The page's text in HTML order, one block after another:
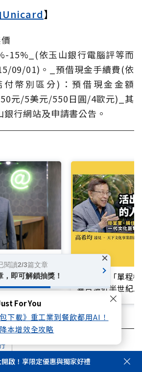
For You
下載》重工業到餐飲都用AI！
本增效全攻略
Unicard】
15%_(依玉山銀行電腦評等而
09/01)。_預借現金手續費(依
付幣別區分)：預借現金金額
元/5美元/550日圓/4歐元)_其
行網站及申請書公告。
位銀行到 AI
在金融轉型最
買不起的「單程
響台灣近半世紀
啟！享限定優惠與獨家好禮
閱讀2/3篇文章
，即可解鎖抽獎！
×